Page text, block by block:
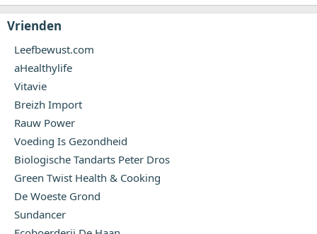
Vrienden
Leefbewust.com
aHealthylife
Vitavie
Breizh Import
Rauw Power
Voeding Is Gezondheid
Biologische Tandarts Peter Dros
Green Twist Health & Cooking
De Woeste Grond
Sundancer